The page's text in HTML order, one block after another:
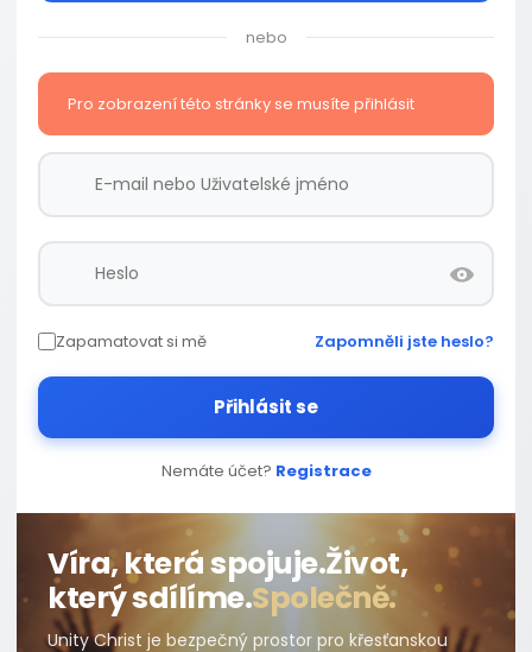
nebo
Pro zobrazení této stránky se musíte přihlásit
Zapamatovat si mě Zapomněli jste heslo?
Přihlásit se
Nemáte účet? Registrace
Víra, která spojuje.Život,
který sdílíme.Společně.
Unity Christ je bezpečný prostor pro křesťanskou